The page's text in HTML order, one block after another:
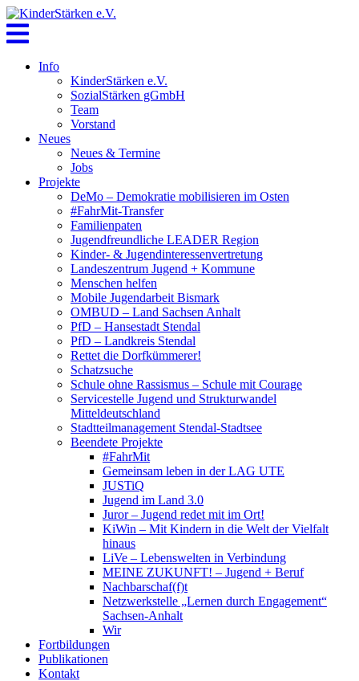
Skip
to
content
Info
KinderStärken e.V.
SozialStärken gGmbH
Team
Vorstand
Neues
Neues & Termine
Jobs
Projekte
DeMo – Demokratie mobilisieren im Osten
#FahrMit-Transfer
Familienpaten
Jugendfreundliche LEADER Region
Kinder- & Jugendinteressenvertretung
Landeszentrum Jugend + Kommune
Menschen helfen
Mobile Jugendarbeit Bismark
OMBUD – Land Sachsen Anhalt
PfD – Hansestadt Stendal
PfD – Landkreis Stendal
Rettet die Dorfkümmerer!
Schatzsuche
Schule ohne Rassismus – Schule mit Courage
Servicestelle Jugend und Strukturwandel
Mitteldeutschland
Stadtteilmanagement Stendal-Stadtsee
Beendete Projekte
#FahrMit
Gemeinsam leben in der LAG UTE
JUSTiQ
Jugend im Land 3.0
Juror – Jugend redet mit im Ort!
KiWin – Mit Kindern in die Welt der Vielfalt
hinaus
LiVe – Lebenswelten in Verbindung
MEINE ZUKUNFT! – Jugend + Beruf
Nachbarschaf(f)t
Netzwerkstelle „Lernen durch Engagement“
Sachsen-Anhalt
Wir
Fortbildungen
Publikationen
Kontakt